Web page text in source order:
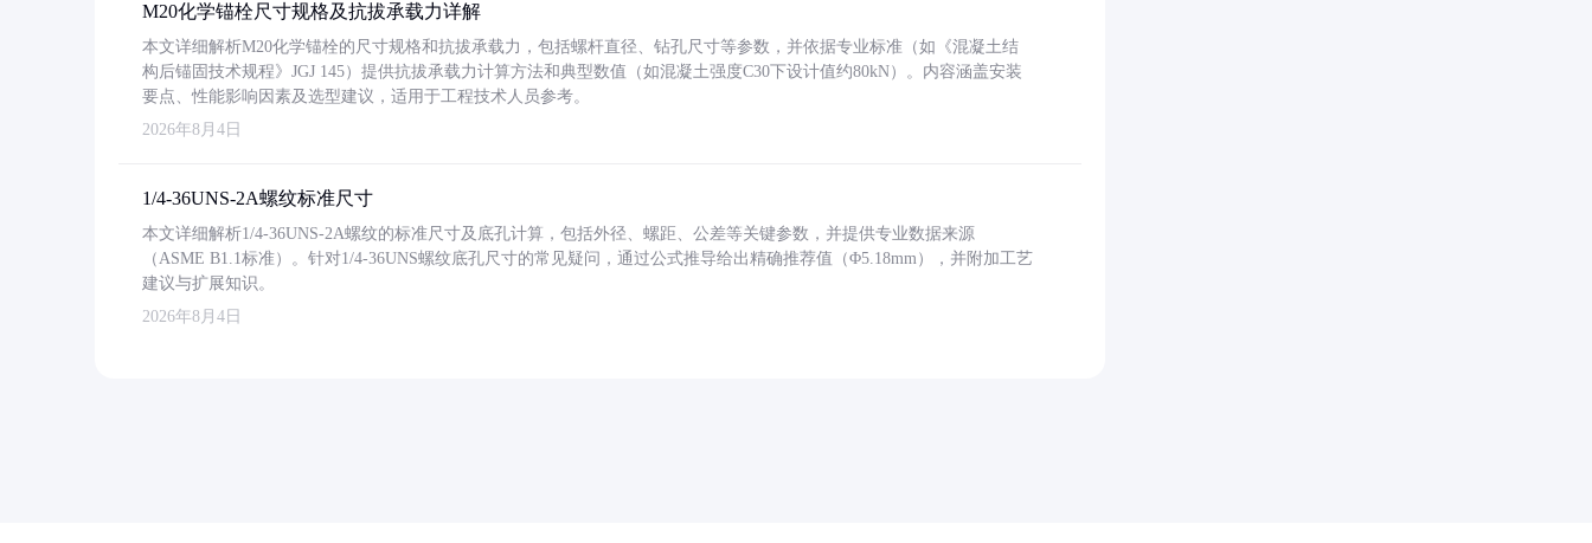
M20化学锚栓尺寸规格及抗拔承载力详解
本文详细解析M20化学锚栓的尺寸规格和抗拔承载力，包括螺杆直径、钻孔尺寸等参数，并依据专业标准（如《混凝土结
构后锚固技术规程》JGJ 145）提供抗拔承载力计算方法和典型数值（如混凝土强度C30下设计值约80kN）。内容涵盖安装
要点、性能影响因素及选型建议，适用于工程技术人员参考。
2026年8月4日
1/4-36UNS-2A螺纹标准尺寸
本文详细解析1/4-36UNS-2A螺纹的标准尺寸及底孔计算，包括外径、螺距、公差等关键参数，并提供专业数据来源
（ASME B1.1标准）。针对1/4-36UNS螺纹底孔尺寸的常见疑问，通过公式推导给出精确推荐值（Φ5.18mm），并附加工艺
建议与扩展知识。
2026年8月4日